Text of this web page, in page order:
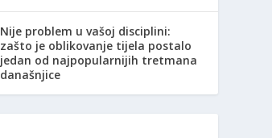
Nije problem u vašoj disciplini:
zašto je oblikovanje tijela postalo
jedan od najpopularnijih tretmana
današnjice